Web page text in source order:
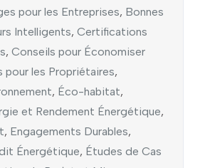
pour les Entreprises, Bonnes
Intelligents, Certifications
, Conseils pour Économiser
pour les Propriétaires,
, Éco-habitat,
et Rendement Énergétique,
, Engagements Durables,
Énergétique, Études de Cas